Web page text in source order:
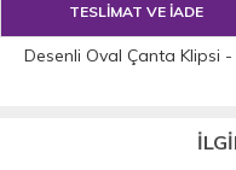
TESLİMAT VE İADE
Desenli Oval Çanta Klipsi